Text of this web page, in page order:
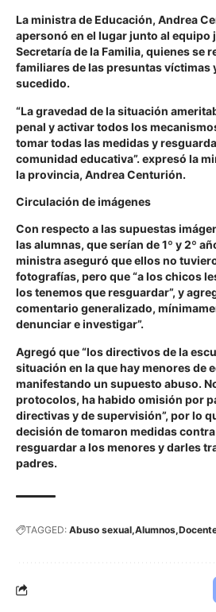
La ministra de Educación, Andrea
apersonó en el lugar junto al equipo
Secretaría de la Familia, quienes se
familiares de las presuntas víctimas
sucedido.
“La gravedad de la situación
penal y activar todos los
tomar todas las medidas y
comunidad educativa”. expresó la
la provincia, Andrea Centurión.
Circulación de imágenes
Con respecto a las supuestas
las alumnas, que serían de 1º y 2º
ministra aseguró que ellos no
fotografías, pero que“a los chicos
los tenemos que resguardar”, y
comentario generalizado,
denunciar e investigar”.
Agregó que“los directivos de la
situación en la que hay menores de
manifestando un supuesto abuso.
protocolos, ha habido omisión por
directivas y de supervisión”, por lo
decisión de tomaron medidas
resguardar a los menores y darles
padres.
TAGGED: Abuso sexual Alumnos